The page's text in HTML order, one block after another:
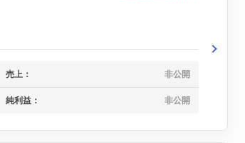
売上： 非公開
純利益： 非公開